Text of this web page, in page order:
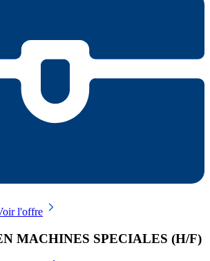
l'offre
MACHINES SPECIALES (H/F)